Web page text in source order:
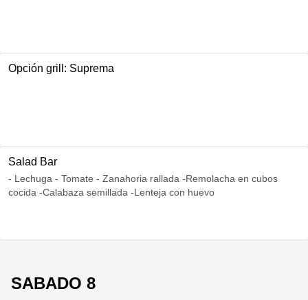
Opción grill: Suprema
Salad Bar
- Lechuga - Tomate - Zanahoria rallada -Remolacha en cubos
cocida -Calabaza semillada -Lenteja con huevo
SABADO 8